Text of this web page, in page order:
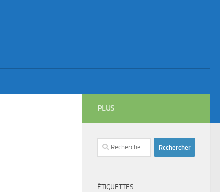
PLUS
Rechercher :
ÉTIQUETTES